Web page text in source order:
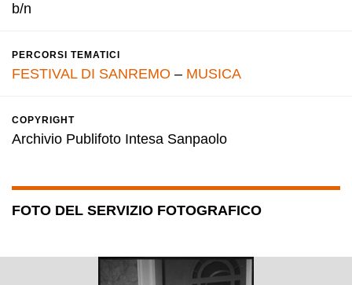
b/n
PERCORSI TEMATICI
FESTIVAL DI SANREMO – MUSICA
COPYRIGHT
Archivio Publifoto Intesa Sanpaolo
FOTO DEL SERVIZIO FOTOGRAFICO